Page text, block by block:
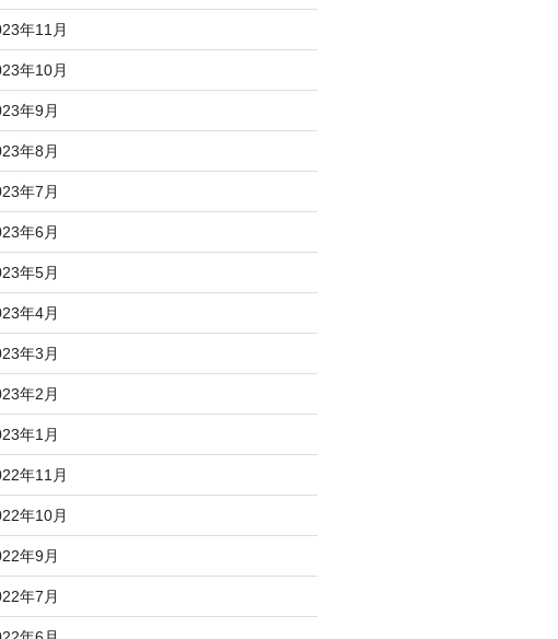
年11月
年10月
年9月
年8月
年7月
年6月
年5月
年4月
年3月
年2月
年1月
年11月
年10月
年9月
年7月